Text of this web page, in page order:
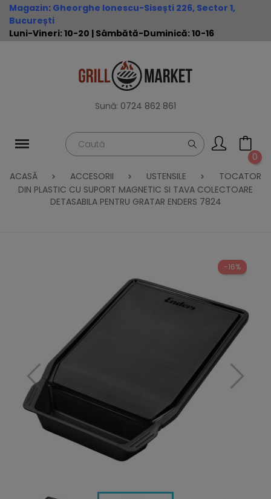
Magazin: Gheorghe Ionescu-Sisești 226, Sector 1,
București
Luni-Vineri: 10-20 | Sâmbătă-Duminică: 10-16
Sună: 0724 862 861
0
ACASĂ
ACCESORII USTENSILE
TOCATOR
DIN PLASTIC CU SUPORT MAGNETIC SI TAVA COLECTOARE
DETASABILA PENTRU GRATAR ENDERS 7824
-16%